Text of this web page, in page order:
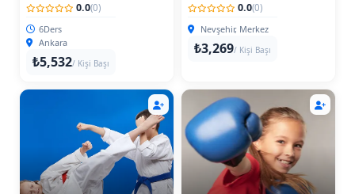
0.0(0)
6Ders
Ankara
₺5,532/ Kişi Başı
0.0(0)
Nevşehir, Merkez
₺3,269/ Kişi Başı